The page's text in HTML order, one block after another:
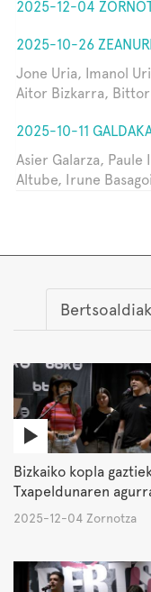
2025-12-04
2025-10-26 ZEANURI
Jone Uria, Imanol
Aitor Bizkarra,
2025-10-11
Asier Galarza,
Altube, Irune
Bertsoaldiak
Bizkaiko kopla
Txapeldunaren
2025-12-04 Zornotza